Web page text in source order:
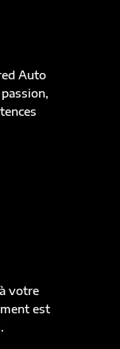
Auto
votre
est